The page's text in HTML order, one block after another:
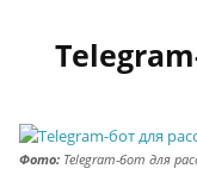
Фото:Telegram-бот для